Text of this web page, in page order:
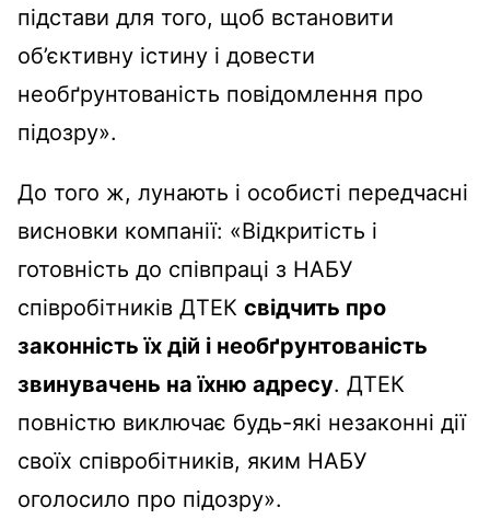
підстави для того, щоб встановити
об’єктивну істину і довести
необґрунтованість повідомлення про
підозру».
До того ж, лунають і особисті передчасні
висновки компанії: «Відкритість і
готовність до співпраці з НАБУ
співробітників ДТЕК свідчить про
законність їх дій і необґрунтованість
звинувачень на їхню адресу. ДТЕК
повністю виключає будь-які незаконні дії
своїх співробітників, яким НАБУ
оголосило про підозру».